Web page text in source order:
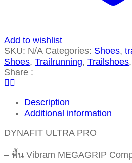
Add to wishlist
SKU: N/A Categories: Shoes,
Shoes, Trailrunning, Trailshoes,
Share :
Description
Additional information
DYNAFIT ULTRA PRO
– พื้น Vibram MEGAGRIP